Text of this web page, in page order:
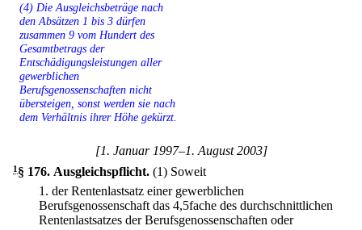
(4) Die Ausgleichsbeträge nach
den Absätzen 1 bis 3 dürfen
zusammen 9 vom Hundert des
Gesamtbetrags der
Entschädigungsleistungen aller
gewerblichen
Berufsgenossenschaften nicht
übersteigen, sonst werden sie nach
dem Verhältnis ihrer Höhe gekürzt.
[1. Januar 1997–1. August 2003]
1§ 176. Ausgleichspflicht. (1) Soweit
1. der Rentenlastsatz einer gewerblichen
Berufsgenossenschaft das 4,5fache des durchschnittlichen
Rentenlastsatzes der Berufsgenossenschaften oder